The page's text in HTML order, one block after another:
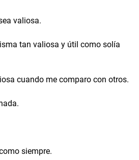
valiosa.
tan valiosa y útil como solía
cuando me comparo con otros.
siempre.